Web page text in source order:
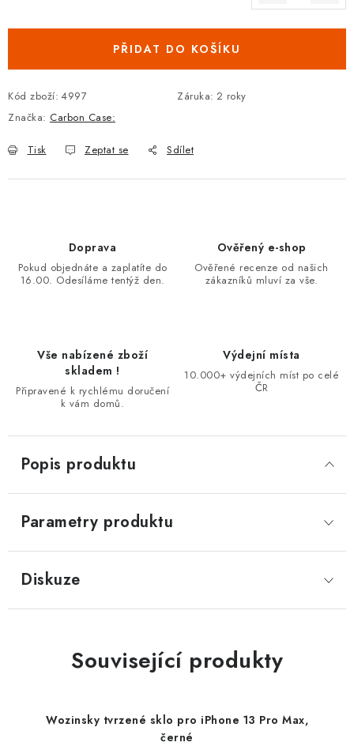
PŘIDAT DO KOŠÍKU
Kód zboží: 4997 Záruka: 2 roky
Značka: Carbon Case:
Tisk Zeptat se Sdílet
Doprava
Pokud objednáte a zaplatíte do
16.00. Odesíláme tentýž den.
Ověřený e-shop
Ověřené recenze od našich
zákazníků mluví za vše.
Vše nabízené zboží
skladem !
Připravené k rychlému doručení
k vám domů.
Výdejní místa
10.000+ výdejních míst po celé
ČR
Popis produktu
Parametry produktu
Diskuze
Související produkty
Wozinsky tvrzené sklo pro iPhone 13 Pro Max,
černé